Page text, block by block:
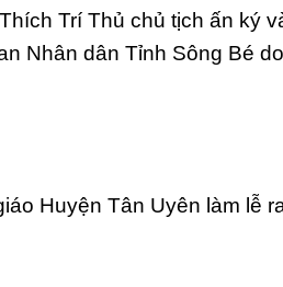
Trí Thủ chủ tịch ấn ký
Nhân dân Tỉnh Sông Bé do
Huyện Tân Uyên làm lễ